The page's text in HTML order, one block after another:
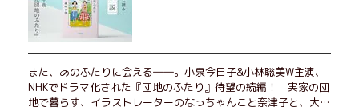
また、あのふたりに会える――。小泉今日子&小林聡美W主演、
NHKでドラマ化された『団地のふたり』待望の続編！ 実家の団
地で暮らす、イラストレーターのなっちゃんこと奈津子と、大学